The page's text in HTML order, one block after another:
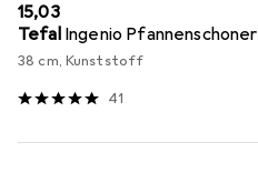
EUR
15,03
Tefal Ingenio Pfannenschoner
38 cm, Kunststoff
41